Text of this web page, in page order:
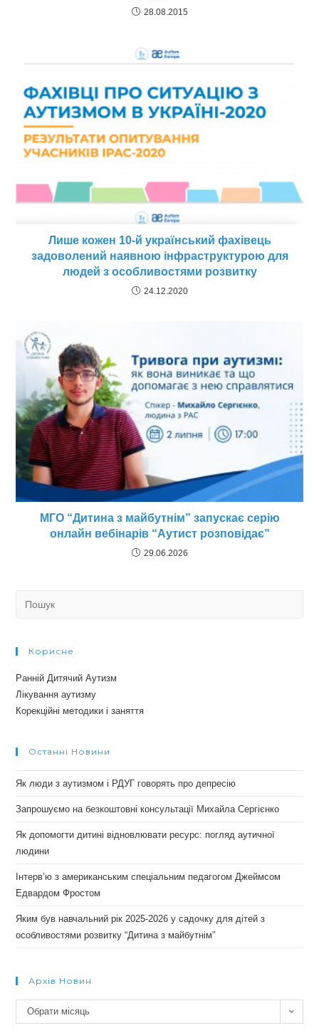
28.08.2015
Лише кожен 10-й український фахівець
задоволений наявною інфраструктурою для
людей з особливостями розвитку
24.12.2020
МГО “Дитина з майбутнім” запускає серію
онлайн вебінарів “Аутист розповідає”
29.06.2026
Корисне
Ранній Дитячий Аутизм
Лікування аутизму
Корекційні методики і заняття
Останні Новини
Як люди з аутизмом і РДУГ говорять про депресію
Запрошуємо на безкоштовні консультації Михайла Сергієнко
Як допомогти дитині відновлювати ресурс: погляд аутичної
людини
Інтерв’ю з американським спеціальним педагогом Джеймсом
Едвардом Фростом
Яким був навчальний рік 2025-2026 у садочку для дітей з
особливостями розвитку “Дитина з майбутнім”
Архів Новин
Архів
новин
Обрати місяць